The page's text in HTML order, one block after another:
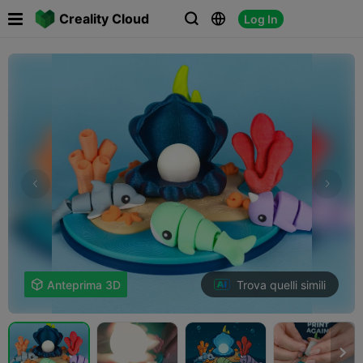
Creality Cloud   Log In
 
 Anteprima 3D Trova quelli simili
